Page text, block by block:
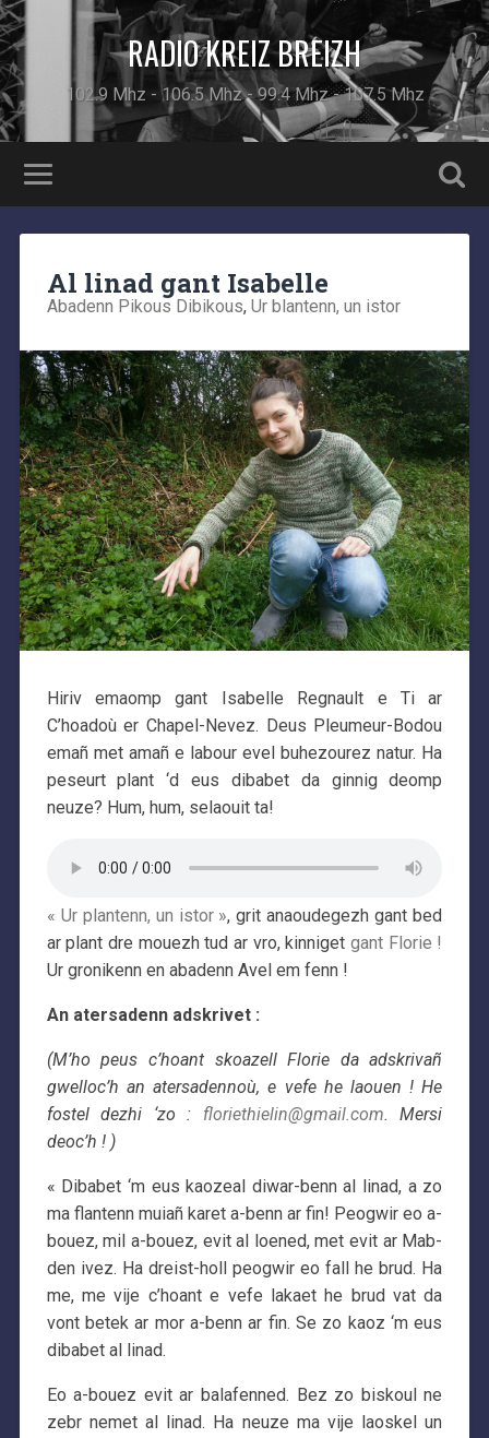
RADIO KREIZ BREIZH
102.9 Mhz - 106.5 Mhz - 99.4 Mhz - 107.5 Mhz
Al linad gant Isabelle
Abadenn Pikous Dibikous, Ur blantenn, un istor
Hiriv emaomp gant Isabelle Regnault e Ti ar
C’hoadoù er Chapel-Nevez. Deus Pleumeur-Bodou
emañ met amañ e labour evel buhezourez natur. Ha
peseurt plant ‘d eus dibabet da ginnig deomp
neuze? Hum, hum, selaouit ta!
« Ur plantenn, un istor », grit anaoudegezh gant bed
ar plant dre mouezh tud ar vro, kinnigetgant Florie !
Ur gronikenn en abadenn Avel em fenn !
An atersadenn adskrivet :
(M’ho peus c’hoant skoazell Florie da adskrivañ
gwelloc’h an atersadennoù, e vefe he laouen ! He
fostel dezhi ‘zo : floriethielin@gmail.com. Mersi
deoc’h ! )
« Dibabet ‘m eus kaozeal diwar-benn al linad, a zo
ma flantenn muiañ karet a-benn ar fin! Peogwir eo a-
bouez, mil a-bouez, evit al loened, met evit ar Mab-
den ivez. Ha dreist-holl peogwir eo fall he brud. Ha
me, me vije c’hoant e vefe lakaet he brud vat da
vont betek ar mor a-benn ar fin. Se zo kaoz ‘m eus
dibabet al linad.
Eo a-bouez evit ar balafenned. Bez zo biskoul ne
zebr nemet al linad. Ha neuze ma vije laoskel un